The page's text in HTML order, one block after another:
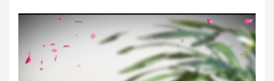
g
a
t
i
o